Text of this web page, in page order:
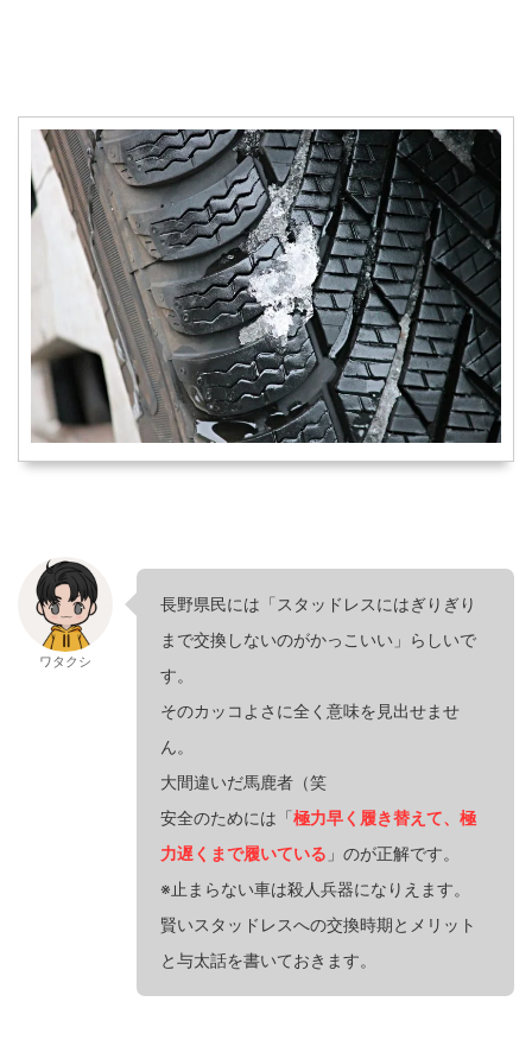
ワタクシ
長野県民には「スタッドレスにはぎりぎり
まで交換しないのがかっこいい」らしいで
す。
そのカッコよさに全く意味を見出せませ
ん。
大間違いだ馬鹿者（笑
安全のためには「極力早く履き替えて、極
力遅くまで履いている 」のが正解です。
※止まらない車は殺人兵器になりえます。
賢いスタッドレスへの交換時期とメリット
と与太話を書いておきます。